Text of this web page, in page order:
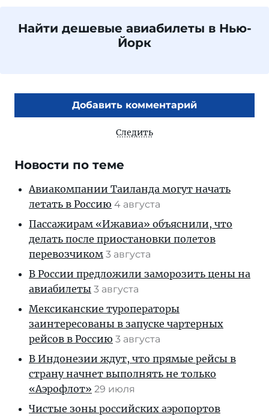
Найти дешевые авиабилеты в Нью-
Йорк
Добавить комментарий
Следить
Новости по теме
Авиакомпании Таиланда могут начать
летать в Россию 4 августа
Пассажирам «Ижавиа» объяснили, что
делать после приостановки полетов
перевозчиком 3 августа
В России предложили заморозить цены на
авиабилеты 3 августа
Мексиканские туроператоры
заинтересованы в запуске чартерных
рейсов в Россию 3 августа
В Индонезии ждут, что прямые рейсы в
страну начнет выполнять не только
«Аэрофлот» 29 июля
Чистые зоны российских аэропортов